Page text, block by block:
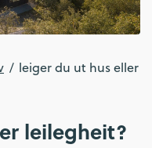
leiger du ut hus eller
leilegheit?